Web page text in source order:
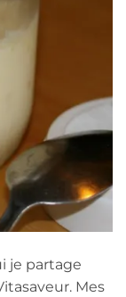
je partage
Mes